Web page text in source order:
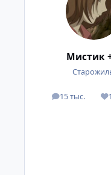
Мистик
15 тыс.
посты